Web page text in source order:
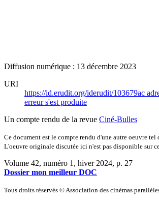
Diffusion numérique : 13 décembre 2023
URI
https://id.erudit.org/iderudit/103679ac
erreur s'est produite
Un compte rendu de la revue Ciné-Bulles
Ce document est le compte rendu d'une autre oeuvre
L'oeuvre originale discutée ici n'est pas disponible sur
Volume 42, numéro 1, hiver 2024, p. 27
Dossier mon meilleur DOC
Tous droits réservés © Association des cinémas